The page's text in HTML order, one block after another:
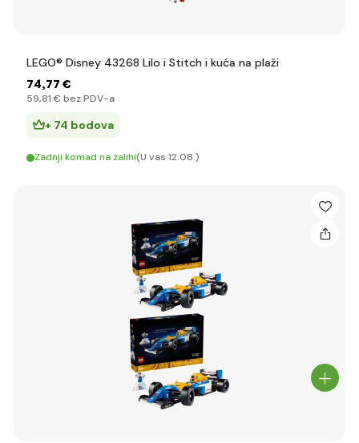
LEGO® Disney 43268 Lilo i Stitch i kuća na plaži
74,77 €
59,81 € bez PDV-a
+ 74 bodova
Zadnji komad na zalihi(U vas 12.08.)